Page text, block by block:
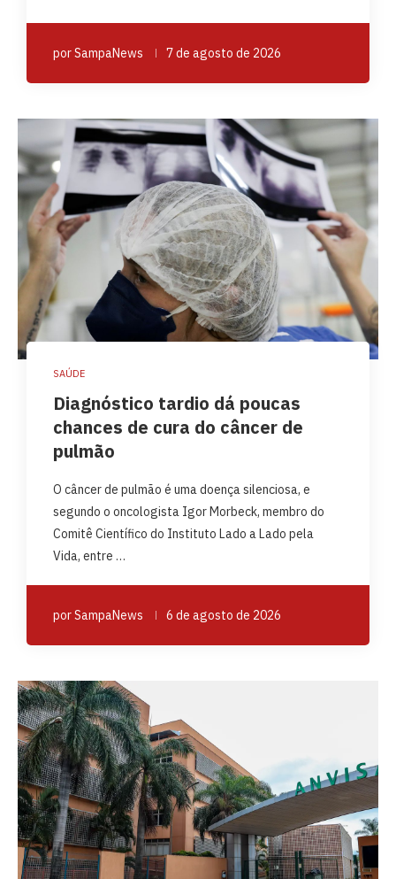
porSampaNews 7 de agosto de 2026
SAÚDE
Diagnóstico tardio dá poucas
chances de cura do câncer de
pulmão
O câncer de pulmão é uma doença silenciosa, e
segundo o oncologista Igor Morbeck, membro do
Comitê Científico do Instituto Lado a Lado pela
Vida, entre …
porSampaNews 6 de agosto de 2026